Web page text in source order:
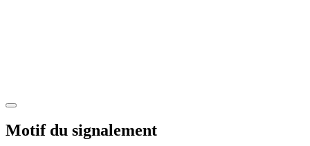
Motif du signalement